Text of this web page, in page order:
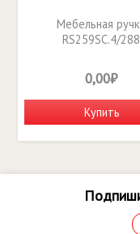
Мебельная
RS259SC.4/288
0,00₽
Купить